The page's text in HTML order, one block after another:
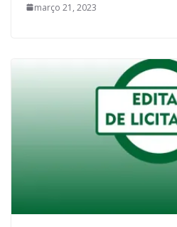
março 21, 2023